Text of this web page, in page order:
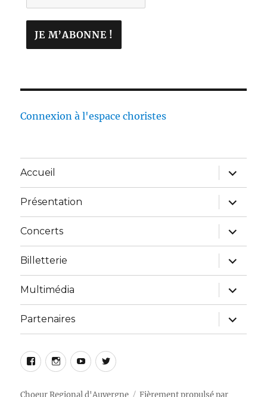
Connexion à l'espace choristes
Accueil
Présentation
Concerts
Billetterie
Multimédia
Partenaires
Choeur Regional d'Auvergne Fièrement propulsé par